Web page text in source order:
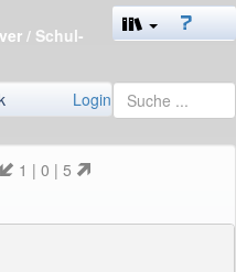
/ Schul-
Login
1 | 0 | 5